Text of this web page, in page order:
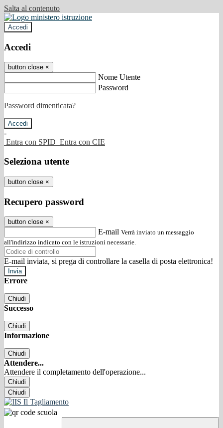
Salta al contenuto
Accedi
Accedi
button close ×
Nome Utente
Password
Password dimenticata?
-
Entra con SPID Entra con CIE
Seleziona utente
button close ×
Recupero password
button close ×
E-mail Verrà inviato un messaggio
all'indirizzo indicato con le istruzioni necessarie.
E-mail inviata, si prega di controllare la casella di posta elettronica!
Errore
Chiudi
Successo
Chiudi
Informazione
Chiudi
Attendere...
Attendere il completamento dell'operazione...
Chiudi
Chiudi